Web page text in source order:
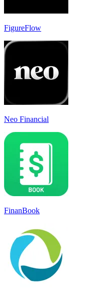
FigureFlow
Neo Financial
FinanBook